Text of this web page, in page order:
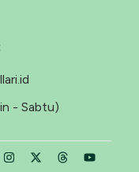
- Sabtu)